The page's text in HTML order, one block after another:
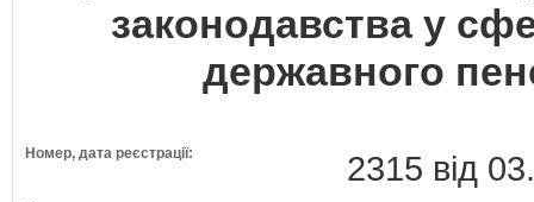
законодавства у
державного
Номер, дата реєстрації: 2315 від